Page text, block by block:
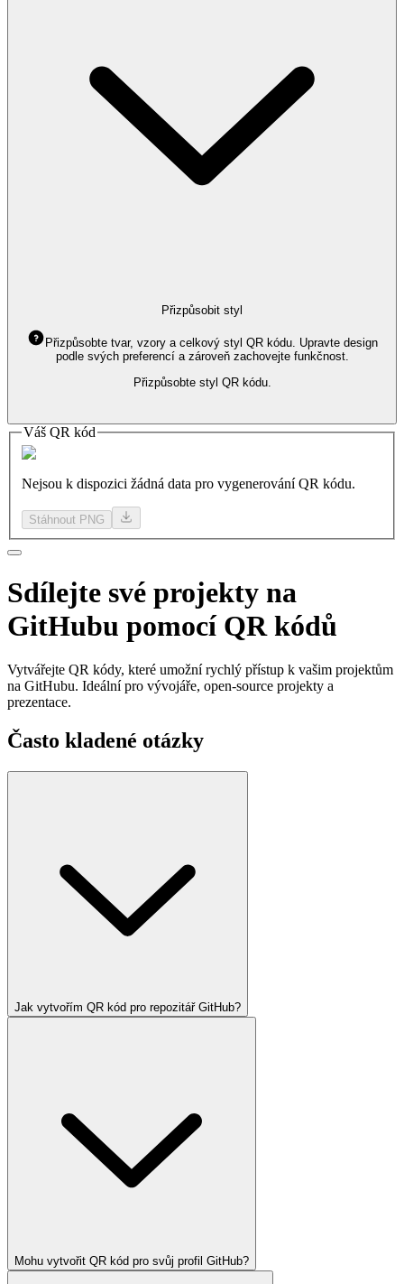
Přizpůsobit styl
Přizpůsobte tvar, vzory a celkový styl QR kódu. Upravte design
podle svých preferencí a zároveň zachovejte funkčnost.
Přizpůsobte styl QR kódu.
Váš QR kód
Nejsou k dispozici žádná data pro vygenerování QR kódu.
Stáhnout PNG
Sdílejte své projekty na
GitHubu pomocí QR kódů
Vytvářejte QR kódy, které umožní rychlý přístup k vašim projektům
na GitHubu. Ideální pro vývojáře, open-source projekty a
prezentace.
Často kladené otázky
Jak vytvořím QR kód pro repozitář GitHub?
Mohu vytvořit QR kód pro svůj profil GitHub?